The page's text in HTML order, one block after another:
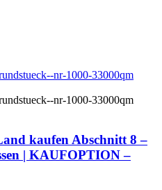
kaufen Abschnitt 8 –
| KAUFOPTION –